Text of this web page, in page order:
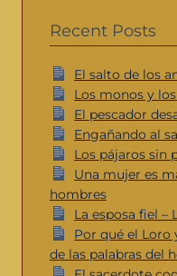
Recent Posts
El salto de los
Los monos y
El pescador
Engañando al
Los pájaros sin
Una mujer es
hombres
La esposa fiel –
Por qué el Loro
de las palabras del